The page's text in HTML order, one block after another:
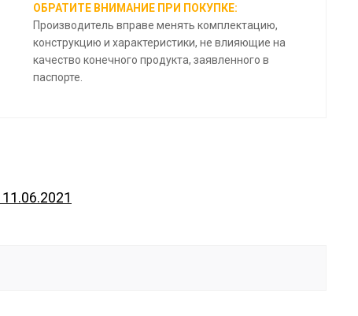
ОБРАТИТЕ ВНИМАНИЕ ПРИ ПОКУПКЕ:
Производитель вправе менять комплектацию,
конструкцию и характеристики, не влияющие на
качество конечного продукта, заявленного в
паспорте.